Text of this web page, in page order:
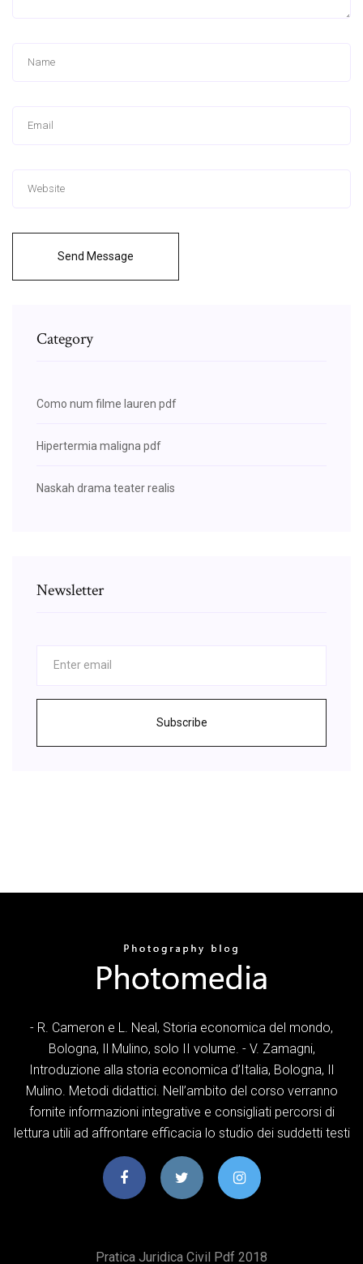
Send Message
Category
Como num filme lauren pdf
Hipertermia maligna pdf
Naskah drama teater realis
Newsletter
Subscribe
- R. Cameron e L. Neal, Storia economica del mondo,
Bologna, Il Mulino, solo II volume. - V. Zamagni,
Introduzione alla storia economica d’Italia, Bologna, Il
Mulino. Metodi didattici. Nell’ambito del corso verranno
fornite informazioni integrative e consigliati percorsi di
lettura utili ad affrontare efficacia lo studio dei suddetti testi
Pratica Juridica Civil Pdf 2018